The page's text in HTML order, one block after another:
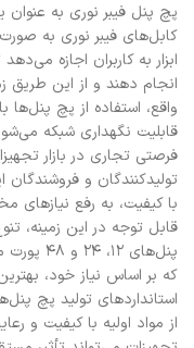
پچ پنل فیبر نوری به
کابل‌های فیبر نوری به
ابزار به کاربران اجازه
انجام دهند و از این طریق
واقع، استفاده از پچ
قابلیت نگهداری شبکه
فرصتی تجاری در بازار
تولیدکنندگان و
با کیفیت، به رفع نیازهای
قابل توجه در این زمینه،
پنل‌های
که بر اساس نیاز خود،
استانداردهای تولید پچ
از مواد اولیه با کیفیت و